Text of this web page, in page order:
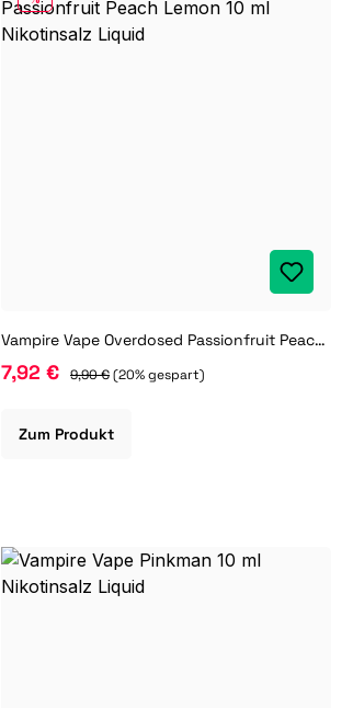
Vampire Vape Overdosed Passionfruit Peach Lemon 10 ml Nikotinsalz Liquid
7,92 € 9,90 €(20% gespart)
Zum Produkt